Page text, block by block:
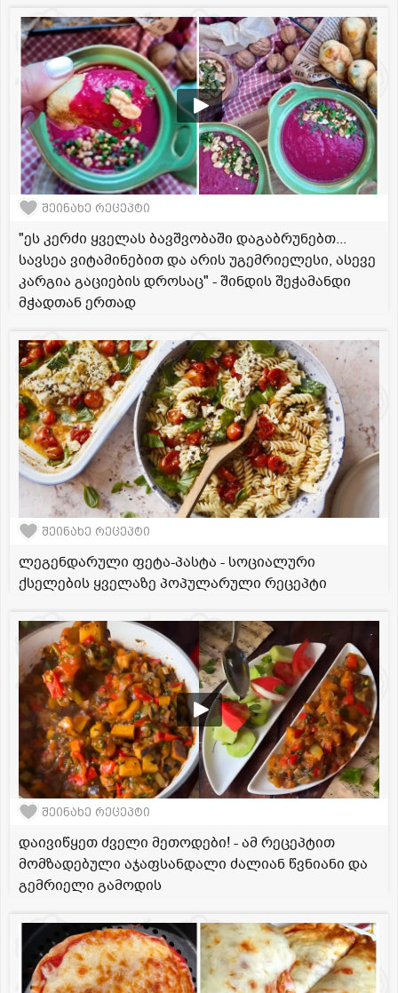
შეინახე რეცეპტი
"ეს კერძი ყველას ბავშვობაში დაგაბრუნებთ...
სავსეა ვიტამინებით და არის უგემრიელესი, ასევე
კარგია გაციების დროსაც" - შინდის შეჭამანდი
მჭადთან ერთად
შეინახე რეცეპტი
ლეგენდარული ფეტა-პასტა - სოციალური
ქსელების ყველაზე პოპულარული რეცეპტი
შეინახე რეცეპტი
დაივიწყეთ ძველი მეთოდები! - ამ რეცეპტით
მომზადებული აჯაფსანდალი ძალიან წვნიანი და
გემრიელი გამოდის